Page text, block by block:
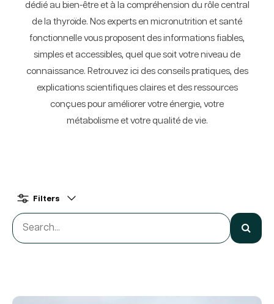
dédié au bien-être et à la compréhension du rôle central
de la thyroïde. Nos experts en micronutrition et santé
fonctionnelle vous proposent des informations fiables,
simples et accessibles, quel que soit votre niveau de
connaissance. Retrouvez ici des conseils pratiques, des
explications scientifiques claires et des ressources
conçues pour améliorer votre énergie, votre
métabolisme et votre qualité de vie.
Filters